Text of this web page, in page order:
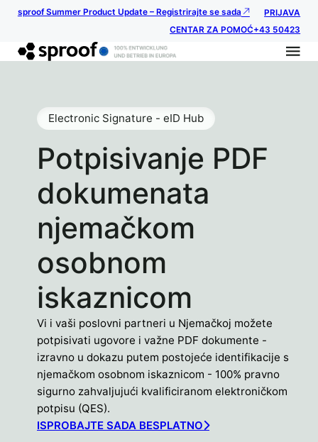
sproof Summer Product Update – Registrirajte se sada
PRIJAVA
CENTAR ZA POMOĆ+43 50423
Potpisivanje PDF
dokumenata
njemačkom
osobnom
iskaznicom
Electronic Signature - eID Hub
Vi i vaši poslovni partneri u Njemačkoj možete
potpisivati ugovore i važne PDF dokumente -
izravno u dokazu putem postojeće identifikacije s
njemačkom osobnom iskaznicom - 100% pravno
sigurno zahvaljujući kvalificiranom elektroničkom
potpisu (QES).
ISPROBAJTE SADA BESPLATNO